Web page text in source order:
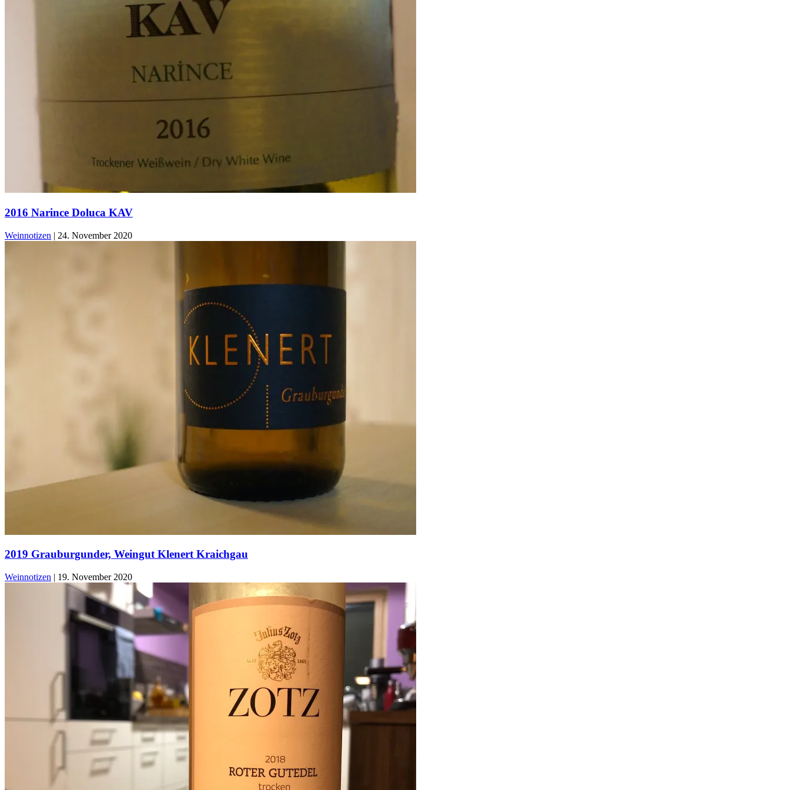
2016 Narince Doluca KAV
Weinnotizen | 24. November 2020
2019 Grauburgunder, Weingut Klenert Kraichgau
Weinnotizen | 19. November 2020